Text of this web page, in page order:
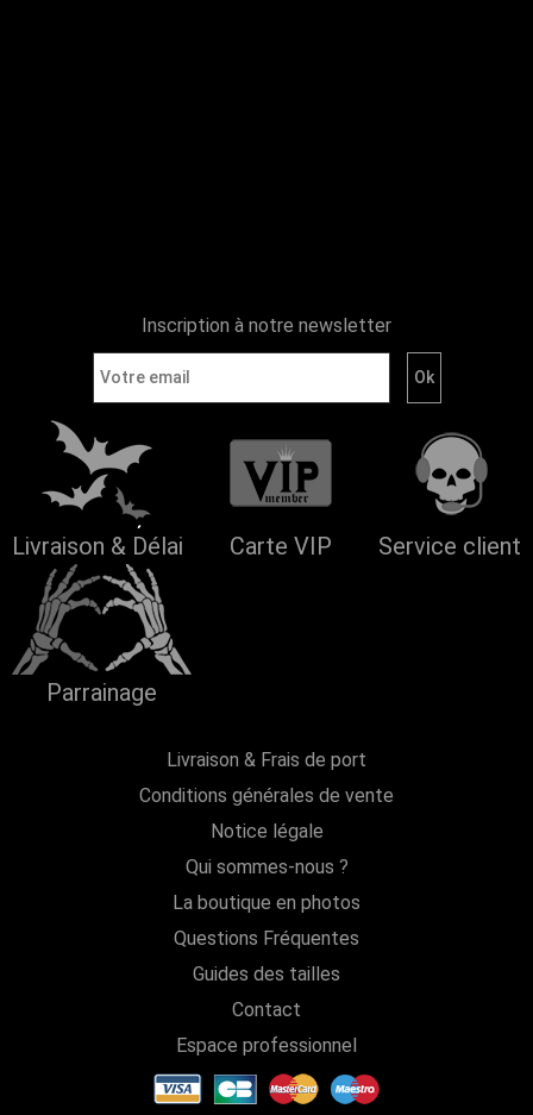
Inscription à notre newsletter
Livraison & Délai Carte VIP Service client
Parrainage
Livraison & Frais de port
Conditions générales de vente
Notice légale
Qui sommes-nous ?
La boutique en photos
Questions Fréquentes
Guides des tailles
Contact
Espace professionnel